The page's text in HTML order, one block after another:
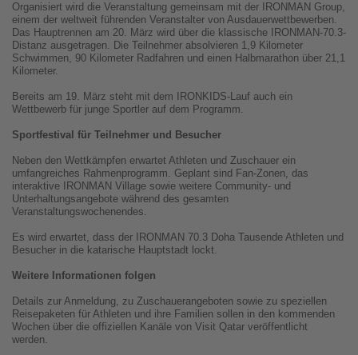
Organisiert wird die Veranstaltung gemeinsam mit der IRONMAN Group,
einem der weltweit führenden Veranstalter von Ausdauerwettbewerben.
Das Hauptrennen am 20. März wird über die klassische IRONMAN-70.3-
Distanz ausgetragen. Die Teilnehmer absolvieren 1,9 Kilometer
Schwimmen, 90 Kilometer Radfahren und einen Halbmarathon über 21,1
Kilometer.
Bereits am 19. März steht mit dem IRONKIDS-Lauf auch ein
Wettbewerb für junge Sportler auf dem Programm.
Sportfestival für Teilnehmer und Besucher
Neben den Wettkämpfen erwartet Athleten und Zuschauer ein
umfangreiches Rahmenprogramm. Geplant sind Fan-Zonen, das
interaktive IRONMAN Village sowie weitere Community- und
Unterhaltungsangebote während des gesamten
Veranstaltungswochenendes.
Es wird erwartet, dass der IRONMAN 70.3 Doha Tausende Athleten und
Besucher in die katarische Hauptstadt lockt.
Weitere Informationen folgen
Details zur Anmeldung, zu Zuschauerangeboten sowie zu speziellen
Reisepaketen für Athleten und ihre Familien sollen in den kommenden
Wochen über die offiziellen Kanäle von Visit Qatar veröffentlicht
werden.